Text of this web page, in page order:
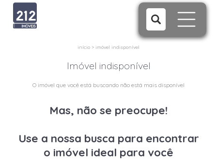
início > imóvel indisponível
Imóvel indisponível
O imóvel que você está buscando não está mais disponível
Mas, não se preocupe!
Use a nossa busca para encontrar
o imóvel ideal para você